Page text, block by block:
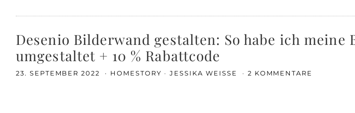
Desenio Bilderwand gestalten: So habe ich
umgestaltet + 10 % Rabattcode
23. SEPTEMBER 2022 HOMESTORY JESSIKA WEISSE 2 KOMMENTARE